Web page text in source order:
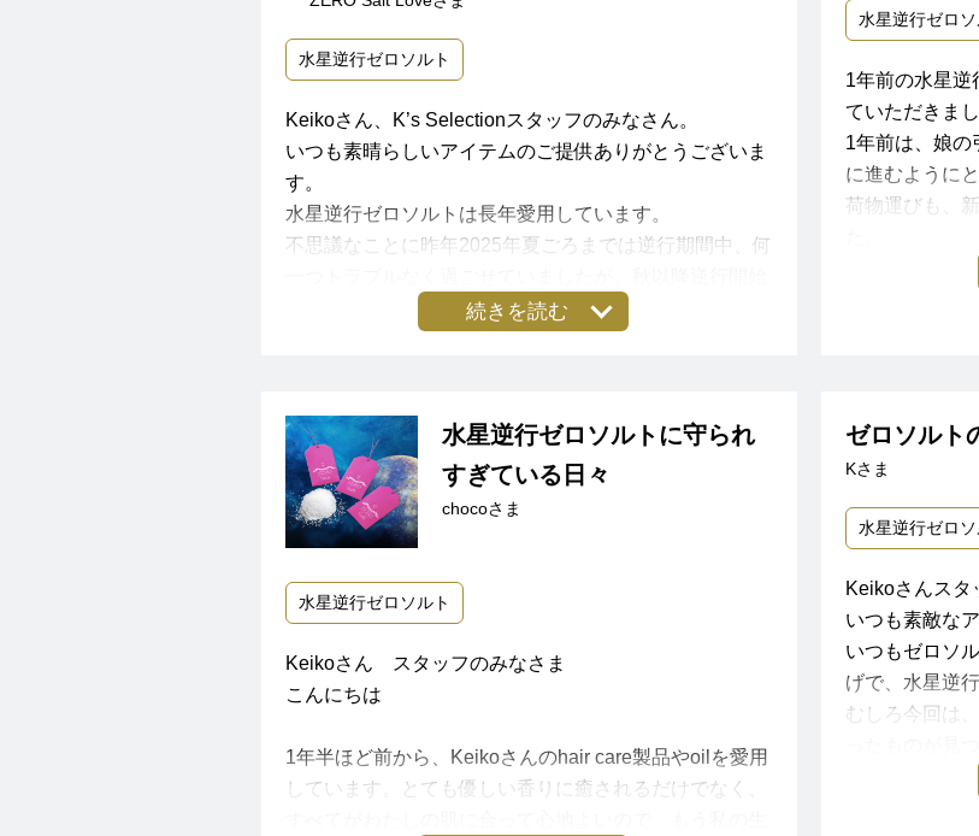
水星逆行ゼロソルト
Keikoさん、K’s Selectionスタッフのみなさん。
いつも素晴らしいアイテムのご提供ありがとうございま
す。
水星逆行ゼロソルトは長年愛用しています。
不思議なことに昨年2025年夏ごろまでは逆行期間中、何
数日前から思わぬハプニングに見舞われることが頻発し
おもしろがっている自分がいて、私自身の成長に驚いて
います。
リスク回避にとどまらず、メンタルトレーニングを促し
てくれるゼロソルトは今後も手放せません。
続きを読む
水星逆行ゼロソ
1年前の水星逆
ていただきまし
1年前は、娘の
に進むように
荷物運びも、
そして、主人
水星逆行ゼロソルトに守られ
すぎている日々
chocoさま
水星逆行ゼロソルト
Keikoさん スタッフのみなさま
こんにちは
1年半ほど前から、Keikoさんのhair care製品やoilを愛用
しています。とても優しい香りに癒されるだけでなく、
ゼロソルト
Kさま
水星逆行ゼロソ
Keikoさんスタ
いつも素敵な
いつもゼロソ
げで、水星逆
むしろ今回は
が、急に陽の